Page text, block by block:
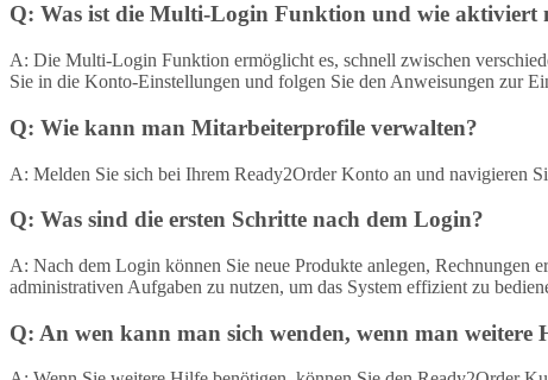
Q: Was ist die Multi-Login Funktion und wie aktiviert
A: Die Multi-Login Funktion ermöglicht es, schnell zwischen
Sie in die Konto-Einstellungen und folgen Sie den Anweisungen zur
Q: Wie kann man Mitarbeiterprofile verwalten?
A: Melden Sie sich bei Ihrem Ready2Order Konto an und navigieren
Q: Was sind die ersten Schritte nach dem Login?
A: Nach dem Login können Sie neue Produkte anlegen, Rechnungen
administrativen Aufgaben zu nutzen, um das System effizient zu
Q: An wen kann man sich wenden, wenn man weitere